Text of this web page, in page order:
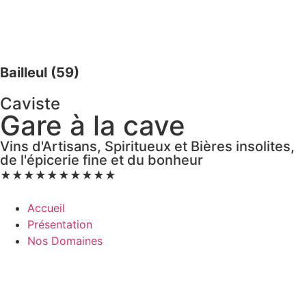
Bailleul (59)
Caviste
Gare à la cave
Vins d'Artisans, Spiritueux et Bières insolites,
de l'épicerie fine et du bonheur
★ ★ ★ ★ ★ ★ ★ ★ ★ ★
Accueil
Présentation
Nos Domaines